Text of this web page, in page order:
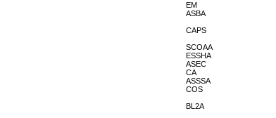
EM
ASBA
CAPS
SCOAA
ESSHA
ASEC
CA
ASSSA
COS
BL2A